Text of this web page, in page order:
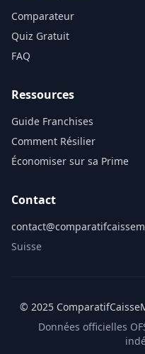
Comparateur
Quiz Gratuit
FAQ
Ressources
Guide Franchises
Comment Résilier
Économiser sur sa Prime
Contact
Suisse
© 2025
Données officielles